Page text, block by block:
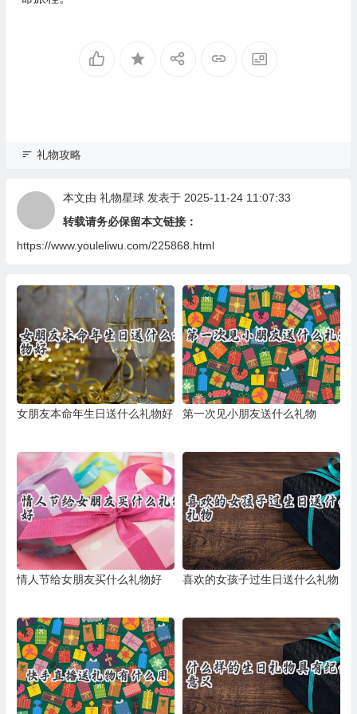
礼物攻略
本文由 礼物星球发表于 2025-11-24 11:07:33
转载请务必保留本文链接：
https://www.youleliwu.com/225868.html
女朋友本命年生日送什么礼物好 第一次见小朋友送什么礼物
情人节给女朋友买什么礼物好 喜欢的女孩子过生日送什么礼物